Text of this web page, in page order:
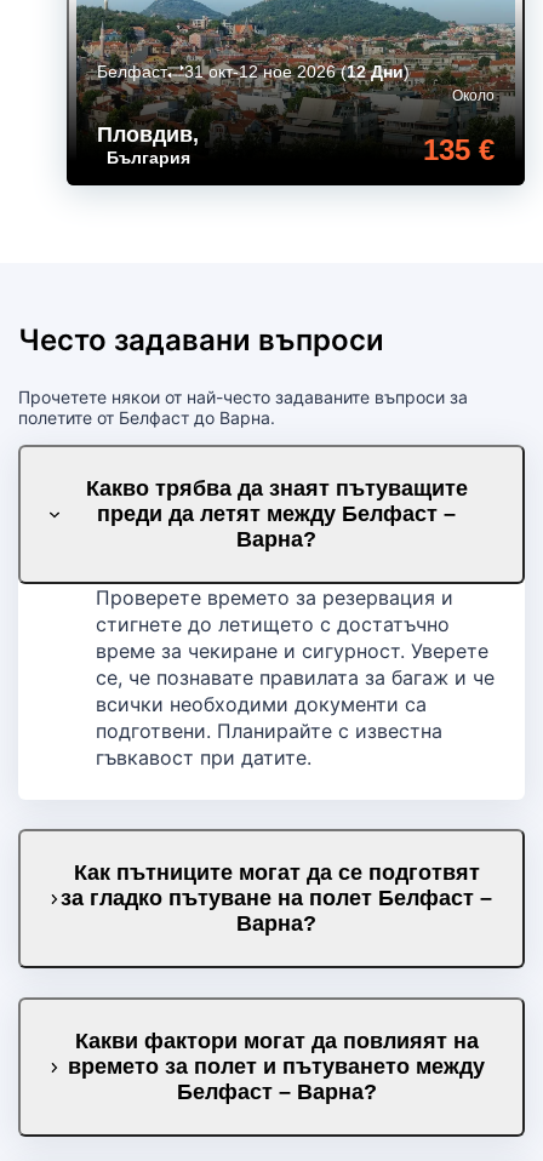
Пловдив,
България
Около
135 €
Белфаст 31 окт-12 ное 2026(12 Дни)
Често задавани въпроси
Прочетете някои от най-често задаваните въпроси за
полетите от Белфаст до Варна.
Какво трябва да знаят пътуващите
преди да летят между Белфаст –
Варна?
Проверете времето за резервация и
стигнете до летището с достатъчно
време за чекиране и сигурност. Уверете
се, че познавате правилата за багаж и че
всички необходими документи са
подготвени. Планирайте с известна
гъвкавост при датите.
Как пътниците могат да се подготвят
за гладко пътуване на полет Белфаст –
Варна?
Какви фактори могат да повлияят на
времето за полет и пътуването между
Белфаст – Варна?